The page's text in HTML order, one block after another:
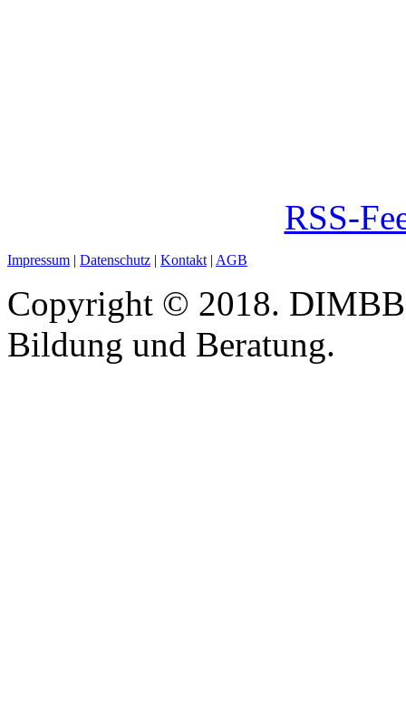
RSS-
Impressum | Datenschutz | Kontakt | AGB
Copyright © 2018.
Bildung und Beratung.